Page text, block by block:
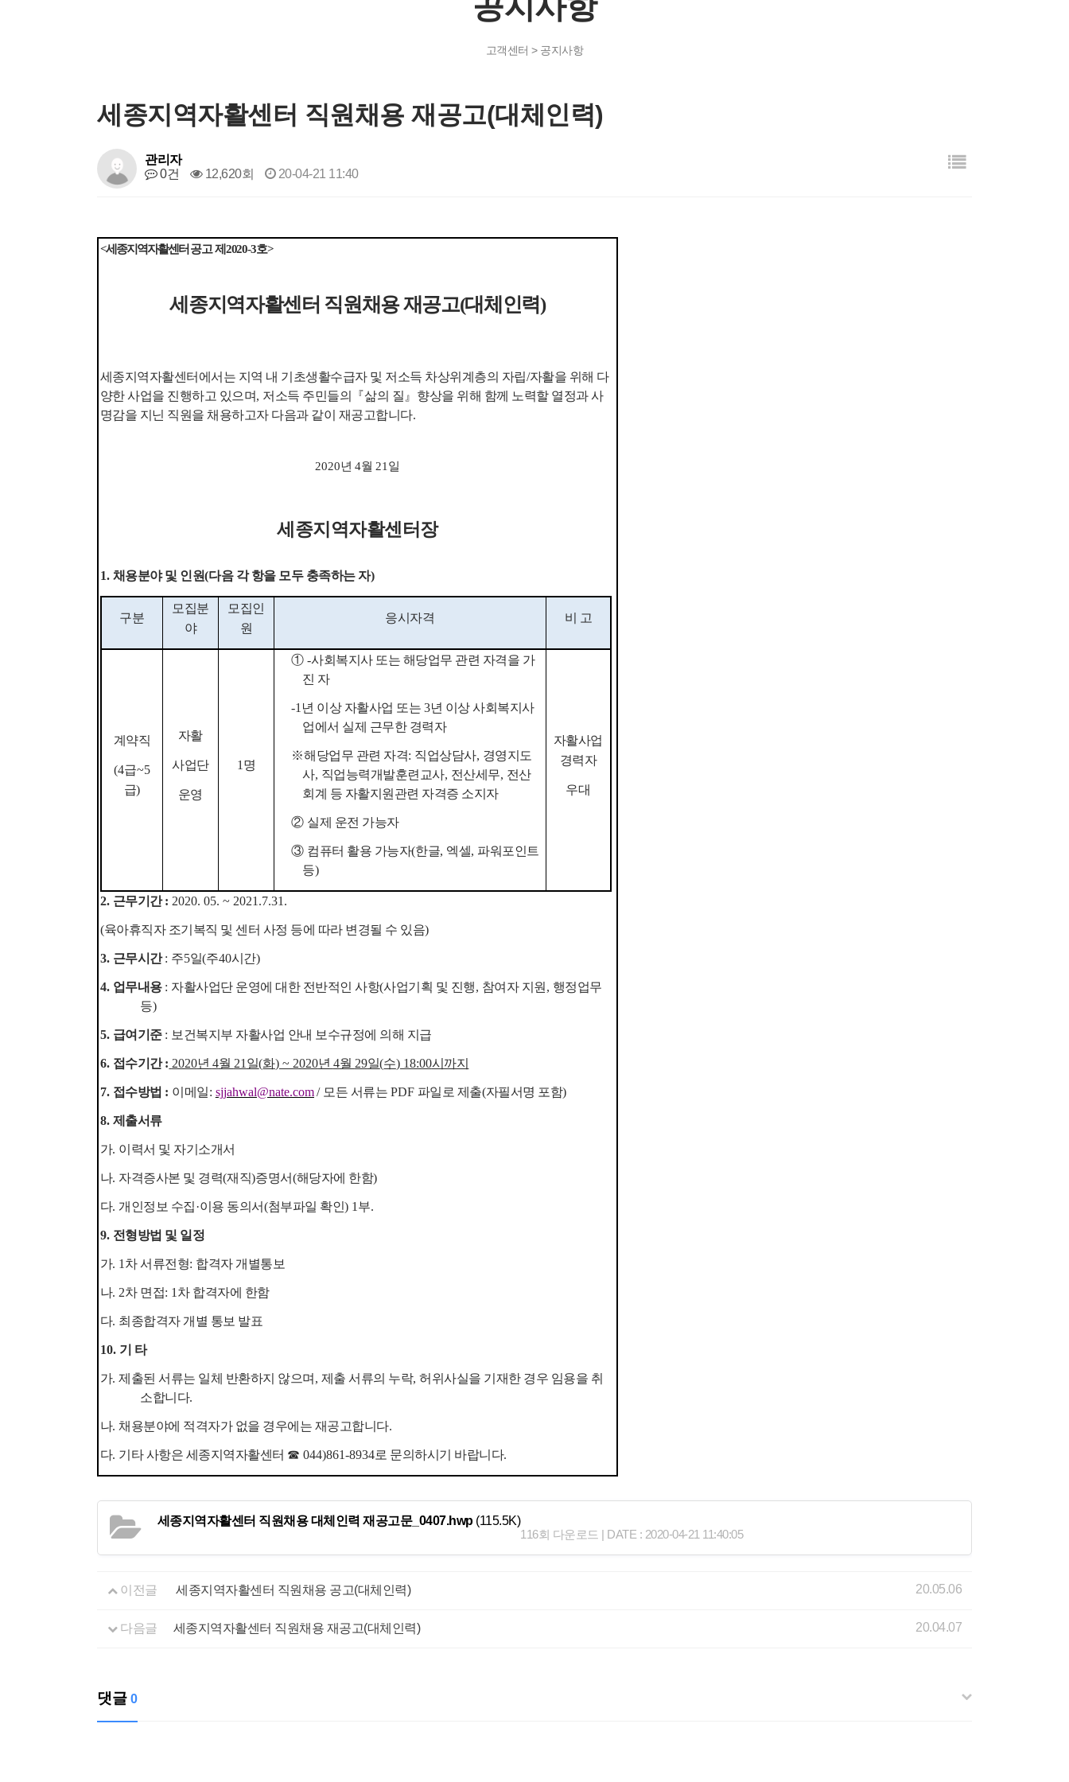
고객센터 > 공지사항
세종지역자활센터 직원채용 재공고(대체인력)
관리자
0건
12,620회 20-04-21 11:40
<세종지역자활센터 공고 제 2020-3호>
세종지역자활센터 직원채용 재공고(대체인력)
세종지역자활센터에서는 지역 내 기초생활수급자 및 저소득 차상위계층의 자립/자활을 위해 다
양한 사업을 진행하고 있으며, 저소득 주민들의 『삶의 질 』 향상을 위해 함께 노력할 열정과 사
명감을 지닌 직원을 채용하고자 다음과 같이 재공고합니다.
2020년4월 21 일
세종지역자활센터장
1. 채용분야 및 인원(다음 각 항을 모두 충족하는 자)
구분
모집분
야
모집인
원
응시자격 비 고
계약직
(4급~5
급)
자활
사업단
운영
1 명
①-사회복지사 또는 해당업무 관련 자격을 가
진 자
-1 년 이상 자활사업 또는 3년 이상 사회복지사
업에서 실제 근무한 경력자
※해당업무 관련 자격: 직업상담사, 경영지도
사, 직업능력개발훈련교사, 전산세무, 전산
회계 등 자활지원관련 자격증 소지자
② 실제 운전 가능자
③ 컴퓨터 활용 가능자(한글, 엑셀, 파워포인트
등)
자활사업
경력자
우대
2. 근무기간: 2020. 05. ~ 2021.7.31.
(육아휴직자 조기복직 및 센터 사정 등에 따라 변경될 수 있음)
3. 근무시간 : 주5일(주40시간)
4. 업무내용 : 자활사업단 운영에 대한 전반적인 사항(사업기획 및 진행, 참여자 지원 , 행정업무
등)
5. 급여기준 : 보건복지부 자활사업 안내 보수규정에 의해 지급
6. 접수기간: 2020년 4월 21 일(화) ~ 2020년 4월 29일(수) 18:00시까지
7. 접수방법 : 이메일: sjjahwal@nate.com / 모든 서류는 PDF 파일로 제출(자필서명 포함)
8. 제출서류
가. 이력서 및 자기소개서
나. 자격증사본 및 경력(재직)증명서(해당자에 한함)
다. 개인정보 수집·이용 동의서(첨부파일 확인) 1 부.
9. 전형방법 및 일정
가. 1 차 서류전형: 합격자 개별통보
나. 2차 면접: 1 차 합격자에 한함
다. 최종합격자 개별 통보 발표
10. 기 타
가.제출된 서류는 일체 반환하지 않으며 , 제출 서류의 누락,허위사실을 기재한 경우 임용을 취
소합니다.
나. 채용분야에 적격자가 없을 경우에는 재공고합니다.
다. 기타 사항은 세종지역자활센터 ☎044)861-8934로 문의하시기 바랍니다.
세종지역자활센터 직원채용 대체인력 재공고문_0407.hwp(115.5K)
116회 다운로드 | DATE : 2020-04-21 11:40:05
이전글 세종지역자활센터 직원채용 공고(대체인력) 20.05.06
다음글 세종지역자활센터 직원채용 재공고(대체인력) 20.04.07
댓글 0